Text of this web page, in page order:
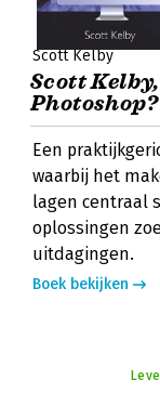
Scott Kelby
Scott
Photoshop?
Een
waarbij het
lagen centraal
oplossingen
uitdagingen.
Boek bekijken